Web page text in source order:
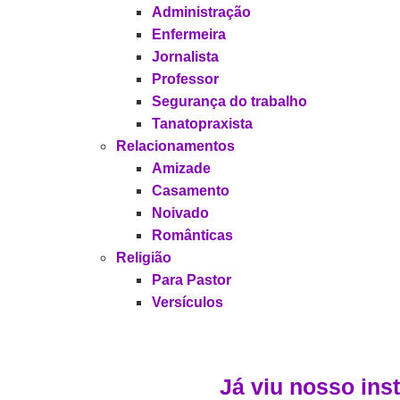
Administração
Enfermeira
Jornalista
Professor
Segurança do trabalho
Tanatopraxista
Relacionamentos
Amizade
Casamento
Noivado
Românticas
Religião
Para Pastor
Versículos
Já viu nosso